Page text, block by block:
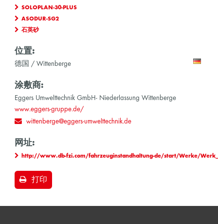
SOLOPLAN-30-PLUS
ASODUR-SG2
石英砂
位置:
德国 / Wittenberge
涂敷商:
Eggers Umwelttechnik GmbH- Niederlassung Wittenberge
www.eggers-gruppe.de/
wittenberge@eggers-umwelttechnik.de
网址:
http://www.db-fzi.com/fahrzeuginstandhaltung-de/start/Werke/
打印